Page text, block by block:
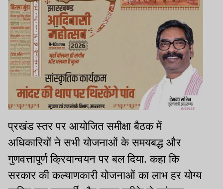
प्रखंड स्तर पर आयोजित समीक्षा बैठक में
अधिकारियों ने सभी योजनाओं के समयबद्ध और
गुणवत्तापूर्ण क्रियान्वयन पर बल दिया. कहा कि
सरकार की कल्याणकारी योजनाओं का लाभ हर योग्य